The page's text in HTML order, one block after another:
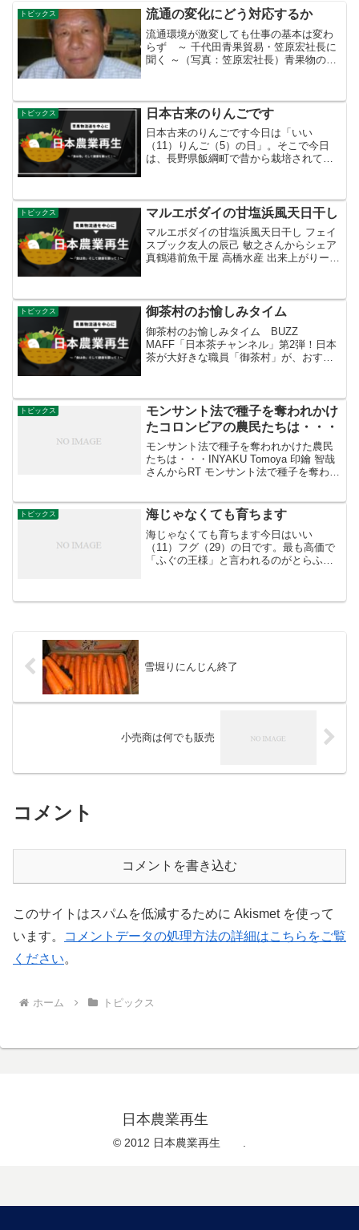
トピックス 流通の変化にどう対応するか
流通環境が激変しても仕事の基本は変わ
らず ～ 千代田青果貿易・笠原宏社長に
聞く ～（写真：笠原宏社長）青果物の流
社長に話を伺う機会が...
トピックス 日本古来のりんごです
日本古来のりんごです今日は「いい
（11）りんご（5）の日」。そこで今日
は、長野県飯綱町で昔から栽培されてい
のほとんどは、明治時代にアメリカから
導入された西洋りんごがルー...
トピックス マルエボダイの甘塩浜風天日干し
マルエボダイの甘塩浜風天日干し フェイ
スブック友人の辰己 敏之さんからシェア
真鶴港前魚干屋 高橋水産 出来上がりー
トピックス 御茶村のお愉しみタイム
御茶村のお愉しみタイム BUZZ
MAFF「日本茶チャンネル」第2弾！日本
茶が大好きな職員「御茶村」が、おすす
トピックス
モンサント法で種子を奪われかけ
たコロンビアの農民たちは・・・
モンサント法で種子を奪われかけた農民
たちは・・・INYAKU Tomoya 印鑰 智哉
さんからRT モンサント法で種子を奪われ
子が生かせる認証システムを作り、農家
の種子...
トピックス 海じゃなくても育ちます
海じゃなくても育ちます今日はいい
（11）フグ（29）の日です。最も高価で
「ふぐの王様」と言われるのがとらふぐ
雪堀りにんじん終了
小売商は何でも販売
コメント
コメントを書き込む
このサイトはスパムを低減するために Akismet を使って
います。
コメントデータの処理方法の詳細はこちらをご覧
ください。
ホーム トピックス
日本農業再生
© 2012 日本農業再生 .